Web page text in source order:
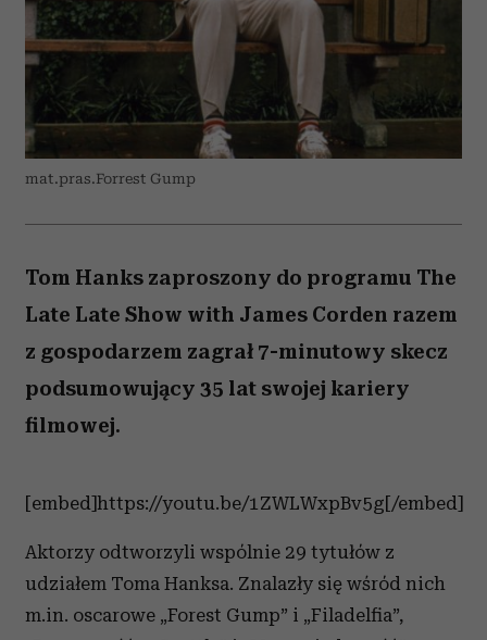
mat.pras.Forrest Gump
Tom Hanks zaproszony do programu The
Late Late Show with James Corden razem
z gospodarzem zagrał 7-minutowy skecz
podsumowujący 35 lat swojej kariery
filmowej.
[embed]https://youtu.be/1ZWLWxpBv5g[/embed]
Aktorzy odtworzyli wspólnie 29 tytułów z
udziałem Toma Hanksa. Znalazły się wśród nich
m.in. oscarowe „Forest Gump” i „Filadelfia”,